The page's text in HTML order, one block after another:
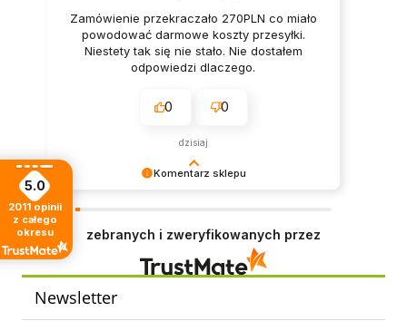
Komentarz sklepu
Jest nam bardzo miło czytać tak pozytywną
zawsze z przyjemnością służymy pomocą.
Zamówienie przekraczało 270PLN co miało
powodować darmowe koszty przesyłki.
Niestety tak się nie stało. Nie dostałem
odpowiedzi dlaczego.
0 0
dzisiaj
zebranych i zweryfikowanych przez
Newsletter
5.0
2011 opinii
z całego
okresu